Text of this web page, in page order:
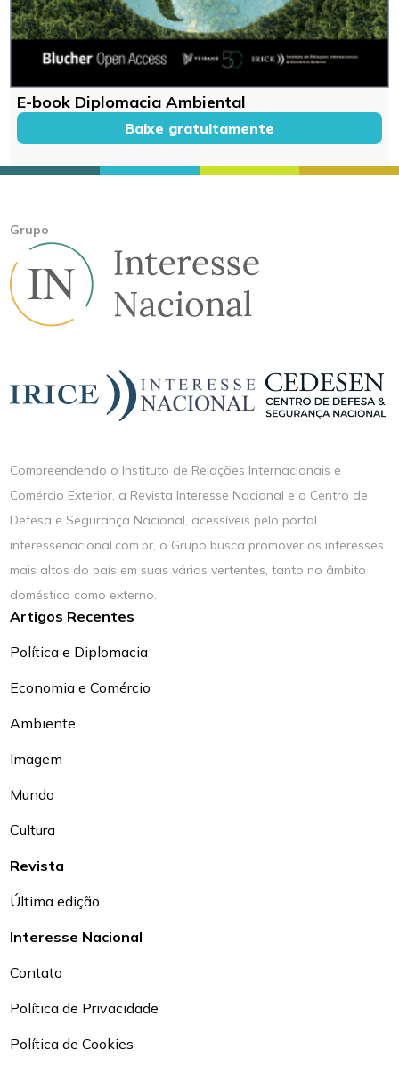
E-book Diplomacia Ambiental
Baixe gratuitamente
Grupo
Compreendendo o Instituto de Relações Internacionais e
Comércio Exterior, a Revista Interesse Nacional e o Centro de
Defesa e Segurança Nacional, acessíveis pelo portal
interessenacional.com.br, o Grupo busca promover os interesses
mais altos do país em suas várias vertentes, tanto no âmbito
doméstico como externo.
Artigos Recentes
Política e Diplomacia
Economia e Comércio
Ambiente
Imagem
Mundo
Cultura
Revista
Última edição
Interesse Nacional
Contato
Política de Privacidade
Política de Cookies